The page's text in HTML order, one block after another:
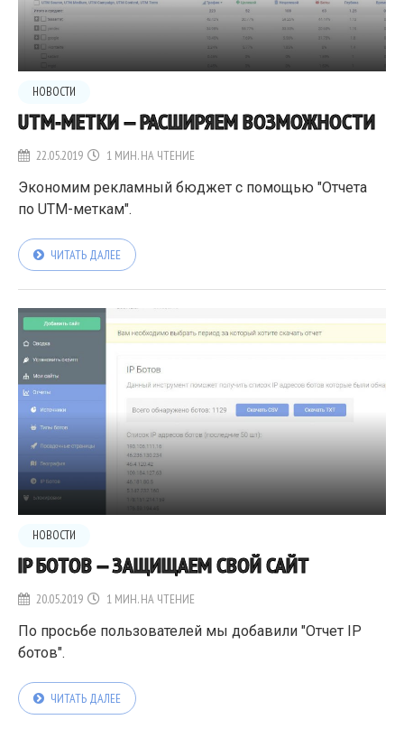
НОВОСТИ
UTM-МЕТКИ — РАСШИРЯЕМ ВОЗМОЖНОСТИ
22.05.2019 1 МИН. НА ЧТЕНИЕ
Экономим рекламный бюджет с помощью "Отчета
по UTM-меткам".
ЧИТАТЬ ДАЛЕЕ
НОВОСТИ
IP БОТОВ — ЗАЩИЩАЕМ СВОЙ САЙТ
20.05.2019 1 МИН. НА ЧТЕНИЕ
По просьбе пользователей мы добавили "Отчет IP
ботов".
ЧИТАТЬ ДАЛЕЕ